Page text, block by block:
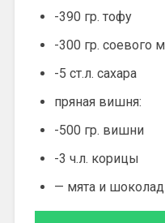
-390 гр. тофу
-300 гр. соевого
-5 ст.л. сахара
пряная вишня:
-500 гр. вишни
-3 ч.л. корицы
— мята и